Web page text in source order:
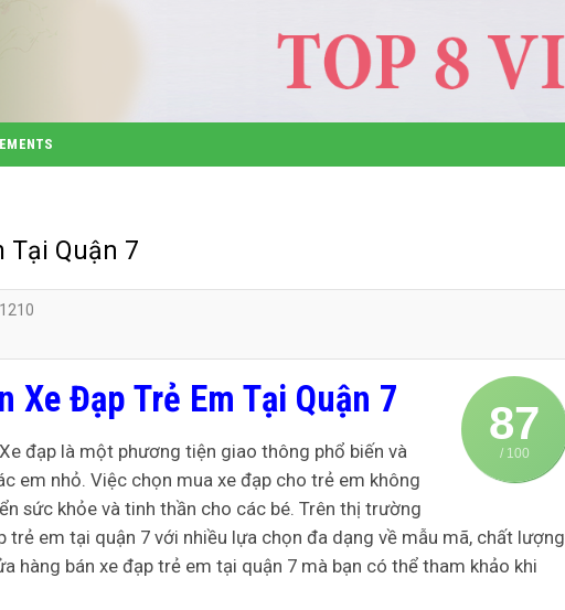
Tại Quận 7
87
/ 100
Xe Đạp Trẻ Em Tại Quận 7
Xe đạp là một phương tiện giao thông phổ biến và
em nhỏ. Việc chọn mua xe đạp cho trẻ em không
sức khỏe và tinh thần cho các bé. Trên thị trường
trẻ em tại quận 7 với nhiều lựa chọn đa dạng về mẫu mã, chất lượng
hàng bán xe đạp trẻ em tại quận 7 mà bạn có thể tham khảo khi